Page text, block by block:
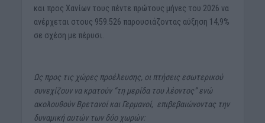
και προς Χανίων τους πέντε πρώτους μήνες του 2026 να
ανέρχεται στους 959.526 παρουσιάζοντας αύξηση 14,9%
σε σχέση με πέρυσι.
Ως προς τις χώρες προέλευσης, οι πτήσεις εσωτερικού
συνεχίζουν να κρατούν “τη μερίδα του λέοντος” ενώ
ακολουθούν Βρετανοί και Γερμανοί, επιβεβαιώνοντας την
δυναμική αυτών των δύο χωρών: